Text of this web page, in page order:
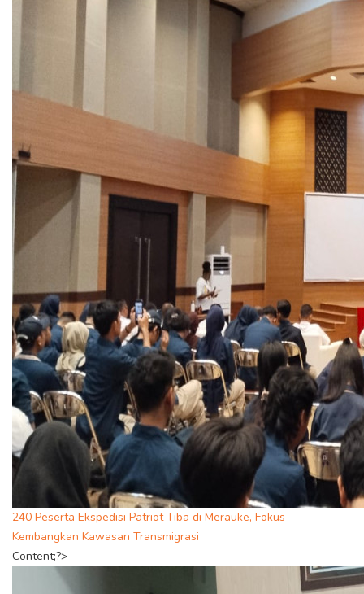
240 Peserta Ekspedisi Patriot Tiba di Merauke, Fokus
Kembangkan Kawasan Transmigrasi
Content;?>